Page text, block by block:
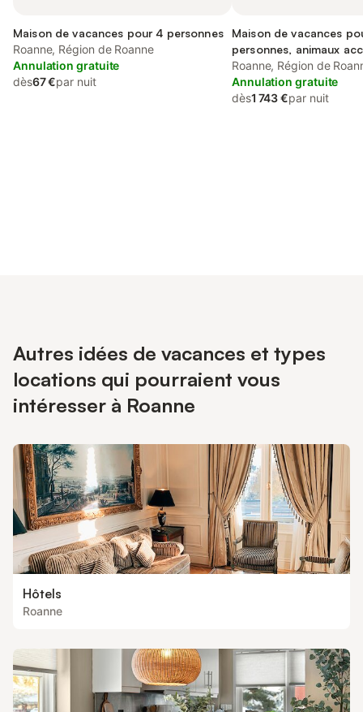
Maison de vacances pour 4 personnes
Roanne, Région de Roanne
Annulation gratuite
dès67 €par nuit
Maison de vacances
personnes, animaux
Roanne, Région de
Annulation gratuite
dès1 743 €par nuit
Autres idées de vacances et types
locations qui pourraient vous
intéresser à Roanne
Hôtels
Roanne